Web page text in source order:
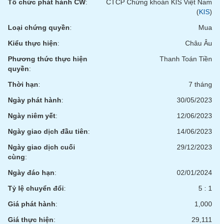
Tổ chức phát hành CW:
CTCP Chứng khoán KIS Việt Nam
(KIS)
Loại chứng quyền:
Mua
Kiểu thực hiện:
Châu Âu
Phương thức thực hiện
quyền:
Thanh Toán Tiền
Thời hạn:
7 tháng
Ngày phát hành:
30/05/2023
Ngày niêm yết:
12/06/2023
Ngày giao dịch đầu tiên:
14/06/2023
Ngày giao dịch cuối
cùng:
29/12/2023
Ngày đáo hạn:
02/01/2024
Tỷ lệ chuyển đổi:
5 : 1
Giá phát hành:
1,000
Giá thực hiện:
29,111